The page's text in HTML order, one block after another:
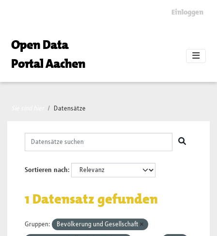
Einloggen
Open Data
Portal Aachen
Datensätze
Sortieren nach
1 Datensatz gefunden
Gruppen: Bevölkerung und Gesellschaft